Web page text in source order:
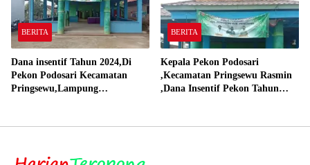
BERITA
Dana insentif Tahun 2024,Di
Pekon Podosari Kecamatan
Pringsewu,Lampung
BERITA
Kepala Pekon Podosari
,Kecamatan Pringsewu Rasmin
,Dana Insentif Pekon Tahun